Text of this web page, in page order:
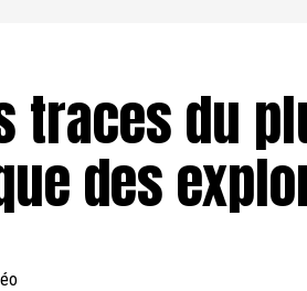
traces du
des